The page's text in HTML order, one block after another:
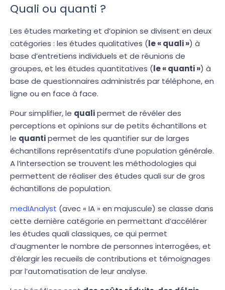
Quali ou quanti ?
Les études marketing et d’opinion se divisent en deux
catégories : les études qualitatives (le « quali ») à
base d’entretiens individuels et de réunions de
groupes, et les études quantitatives (le « quanti ») à
base de questionnaires administrés par téléphone, en
ligne ou en face à face.
Pour simplifier, le qualipermet de révéler des
perceptions et opinions sur de petits échantillons et
le quantipermet de les quantifier sur de larges
échantillons représentatifs d’une population générale.
A l’intersection se trouvent les méthodologies qui
permettent de réaliser des études quali sur de gros
échantillons de population.
medIAnalyst (avec « IA » en majuscule) se classe dans
cette dernière catégorie en permettant d’accélérer
les études quali classiques, ce qui permet
d’augmenter le nombre de personnes interrogées, et
d’élargir les recueils de contributions et témoignages
par l’automatisation de leur analyse.